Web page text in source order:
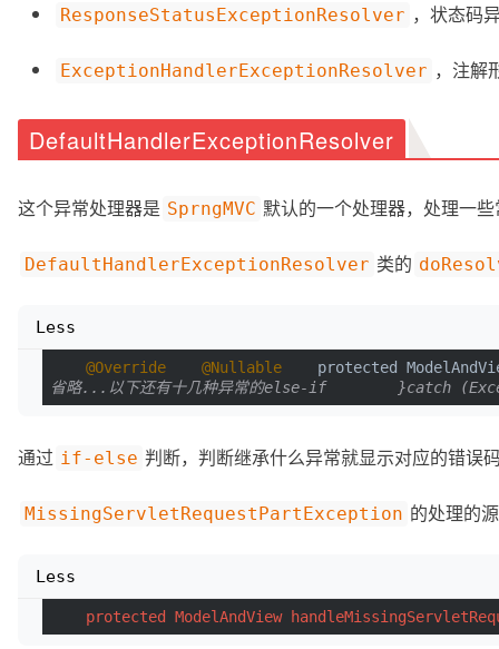
ResponseStatusExceptionResolver ，状态码
ExceptionHandlerExceptionResolver ，注解
DefaultHandlerExceptionResolver
这个异常处理器是 SprngMVC 默认的一个处理器，处理一
DefaultHandlerExceptionResolver 类的
@Override @Nullable protected
省略...以下还有十几种异常的else-if        }catch
Less
通过 if-else 判断，判断继承什么异常就显示对应的错误
MissingServletRequestPartException 的处理的
protected ModelAndView
Less